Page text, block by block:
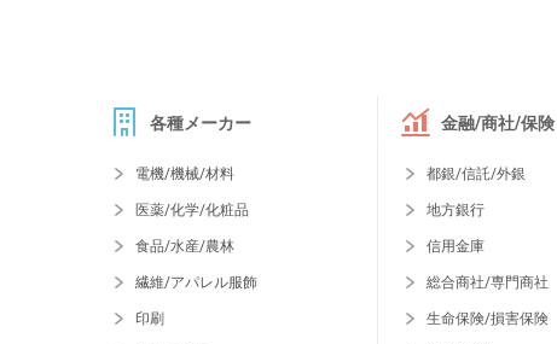
各種メーカー
電機/機械/材料
医薬/化学/化粧品
食品/水産/農林
繊維/アパレル服飾
印刷
金融/商社/保険
都銀/信託/外銀
地方銀行
信用金庫
総合商社/専門商社
生命保険/損害保険